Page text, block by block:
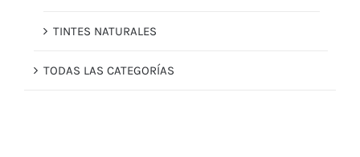
TINTES NATURALES
TODAS LAS CATEGORÍAS